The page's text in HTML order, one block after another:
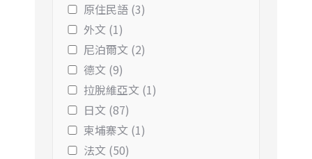
原住民語 (3)
外文 (1)
尼泊爾文 (2)
德文 (9)
拉脫維亞文 (1)
日文 (87)
柬埔寨文 (1)
法文 (50)